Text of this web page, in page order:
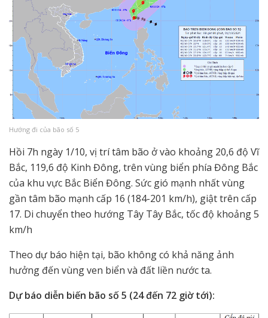
Hướng đi của bão số 5
Hồi 7h ngày 1/10, vị trí tâm bão ở vào khoảng 20,6 độ Vĩ
Bắc, 119,6 độ Kinh Đông, trên vùng biển phía Đông Bắc
của khu vực Bắc Biển Đông. Sức gió mạnh nhất vùng
gần tâm bão mạnh cấp 16 (184-201 km/h), giật trên cấp
17. Di chuyển theo hướng Tây Tây Bắc, tốc độ khoảng 5
km/h
Theo dự báo hiện tại, bão không có khả năng ảnh
hưởng đến vùng ven biển và đất liền nước ta.
Dự báo diễn biến bão số 5 (24 đến 72 giờ tới):